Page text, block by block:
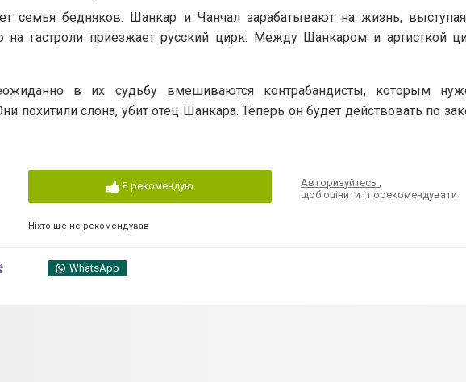
семья бедняков. Шанкар и Чанчал зарабатывают на жизнь,
гастроли приезжает русский цирк. Между Шанкаром и артисткой
в их судьбу вмешиваются контрабандисты, которым
похитили слона, убит отец Шанкара. Теперь он будет действовать по
Я рекомендую
Ніхто ще не рекомендував
Авторизуйтесь,
щоб оцінити і порекомендувати
WhatsApp